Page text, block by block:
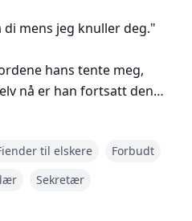
di mens jeg knuller deg."
hans tente meg,
nå er han fortsatt den
spurte jeg, mens jeg
til elskere
Forbudt
Sekretær